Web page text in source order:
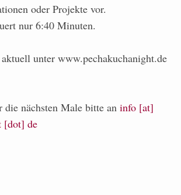
oder Projekte vor.
nur 6:40 Minuten.
unter www.pechakuchanight.de
die nächsten Male bitte an info [at]
[dot] de